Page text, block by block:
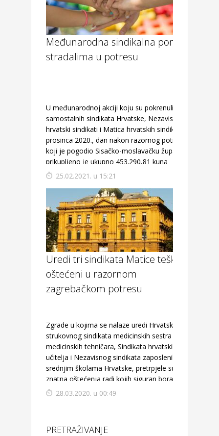
Međunarodna sindikalna pomoć
stradalima u potresu
U međunarodnoj akciji koju su pokrenuli Savez
samostalnih sindikata Hrvatske, Nezavisni
hrvatski sindikati i Matica hrvatskih sindikata 30.
prosinca 2020., dan nakon razornog potresa
koji je pogodio Sisačko-moslavačku županiju,
prikupljeno je ukupno 453.290,81 kuna
namijenjenih za pomoć stradalima u potresu.
Europe, s […]
25.02.2021. u 15:21
Uredi tri sindikata Matice teško
oštećeni u razornom
zagrebačkom potresu
Zgrade u kojima se nalaze uredi Hrvatskog
strukovnog sindikata medicinskih sestra –
medicinskih tehničara, Sindikata hrvatskih
učitelja i Nezavisnog sindikata zaposlenih u
srednjim školama Hrvatske, pretrpjele su
znatna oštećenja radi kojih siguran boravak u
njima nije moguć.
28.03.2020. u 00:49
PRETRAŽIVANJE